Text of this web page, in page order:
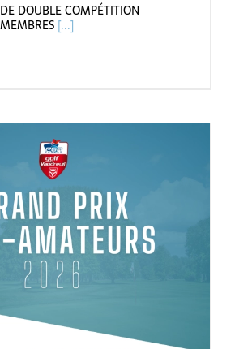
DOUBLE COMPÉTITION
[...]